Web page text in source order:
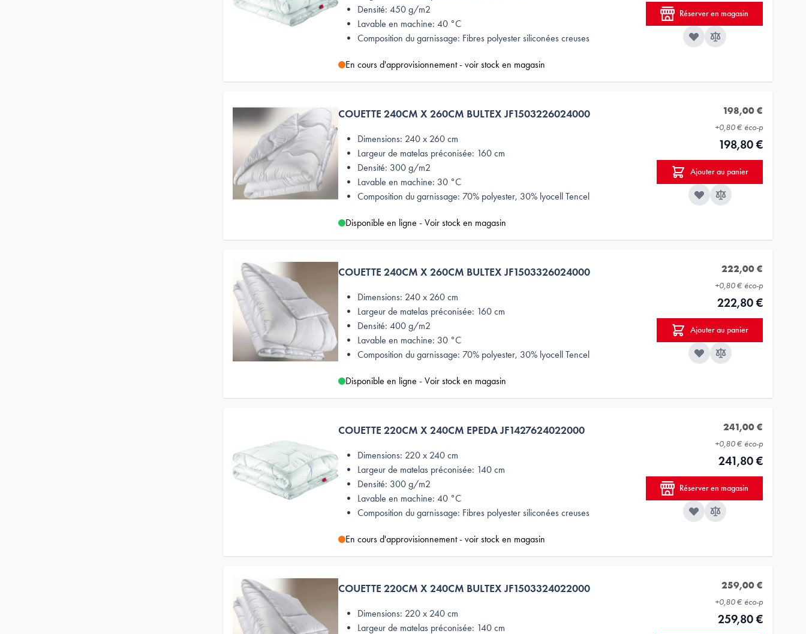
Densité: 450 g/m2
Lavable en machine: 40 °C
Composition du garnissage: Fibres polyester siliconées creuses
En cours d'approvisionnement - voir stock en magasin
Réserver en magasin
COUETTE 240CM X 260CM BULTEX JF1503226024000
Dimensions: 240 x 260 cm
Largeur de matelas préconisée: 160 cm
Densité: 300 g/m2
Lavable en machine: 30 °C
Composition du garnissage: 70% polyester, 30% lyocell Tencel
Disponible en ligne - Voir stock en magasin
198,00 €
+0,80 € éco-p
198,80 €
Ajouter au panier
COUETTE 240CM X 260CM BULTEX JF1503326024000
Dimensions: 240 x 260 cm
Largeur de matelas préconisée: 160 cm
Densité: 400 g/m2
Lavable en machine: 30 °C
Composition du garnissage: 70% polyester, 30% lyocell Tencel
Disponible en ligne - Voir stock en magasin
222,00 €
+0,80 € éco-p
222,80 €
Ajouter au panier
COUETTE 220CM X 240CM EPEDA JF1427624022000
Dimensions: 220 x 240 cm
Largeur de matelas préconisée: 140 cm
Densité: 300 g/m2
Lavable en machine: 40 °C
Composition du garnissage: Fibres polyester siliconées creuses
En cours d'approvisionnement - voir stock en magasin
241,00 €
+0,80 € éco-p
241,80 €
Réserver en magasin
COUETTE 220CM X 240CM BULTEX JF1503324022000
Dimensions: 220 x 240 cm
Largeur de matelas préconisée: 140 cm
259,00 €
+0,80 € éco-p
259,80 €